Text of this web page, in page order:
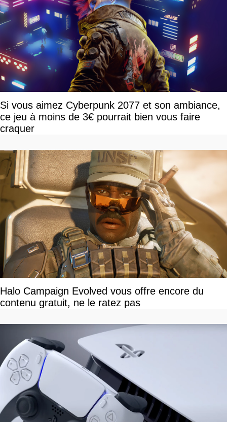
Si vous aimez Cyberpunk 2077 et son ambiance,
ce jeu à moins de 3€ pourrait bien vous faire
craquer
Halo Campaign Evolved vous offre encore du
contenu gratuit, ne le ratez pas